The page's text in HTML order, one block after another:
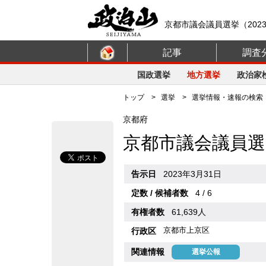
京都市議会議員選挙（
記事 調査
国政選挙 地方選挙 政治家
トップ> 選挙 > 選挙情報・速報の検索
京都府
京都市議会議員
告示日
2023年3月31日
定数 / 候補者数
4 / 6
有権者数
61,639人
行政区
京都市上京区
関連情報 選挙公報